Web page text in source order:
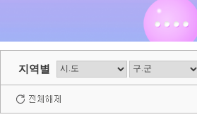
지역별